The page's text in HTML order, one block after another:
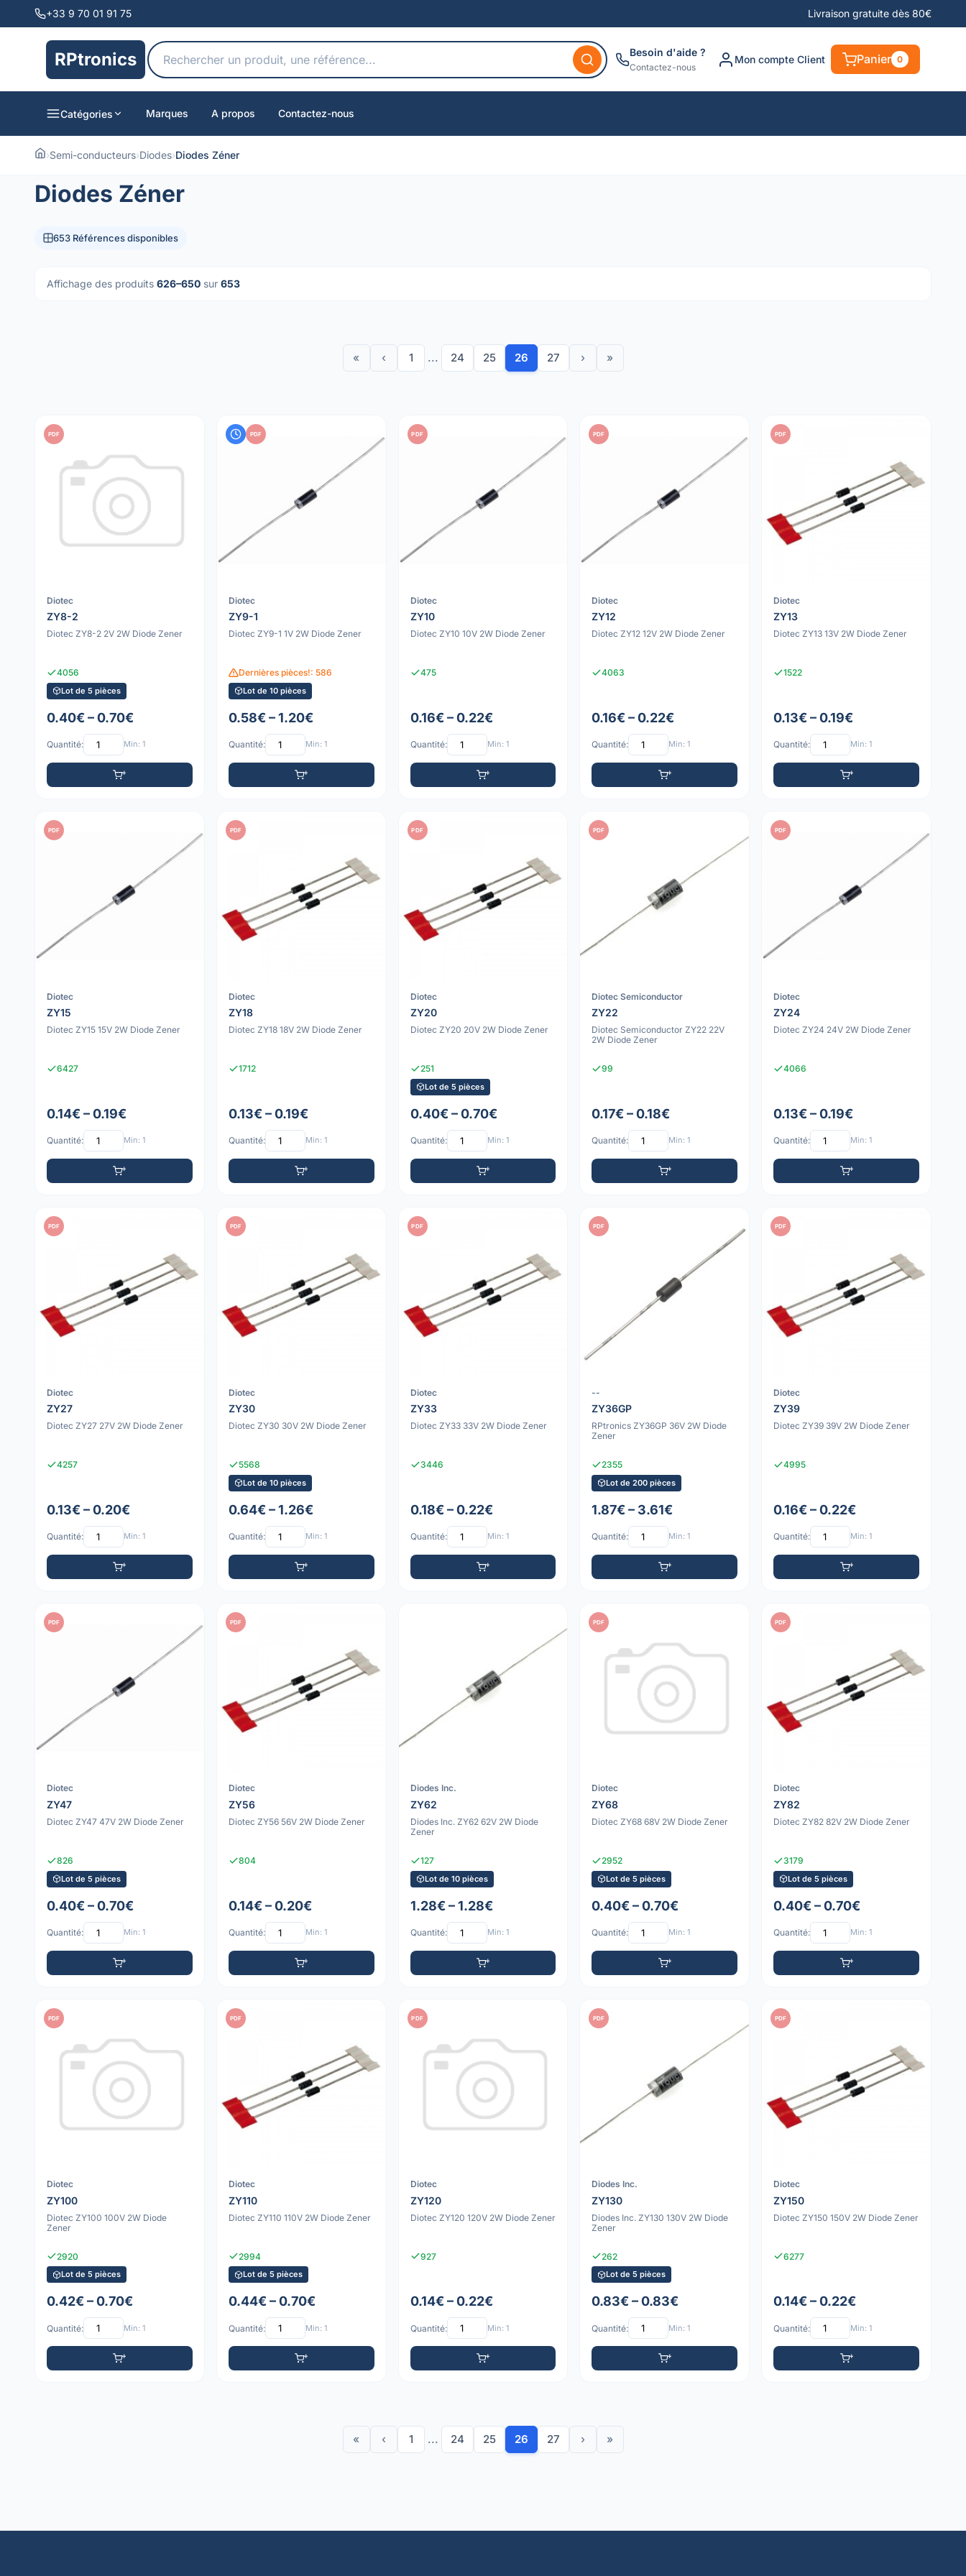
+33 9 70 01 91 75 Livraison gratuite dès 80€
RPtronics Besoin d'aide ?
Contactez-nous
Mon compte Client Panier 0
Catégories Marques A propos Contactez-nous
›Semi-conducteurs›Diodes›Diodes Zéner
Diodes Zéner
653 Références disponibles
Affichage des produits 626–650 sur 653
« ‹ 1 ... 24 25 26 27 › »
PDF
Diotec
ZY8-2
Diotec ZY8-2 2V 2W Diode Zener
4056
Lot de 5 pièces
0.40€ – 0.70€
Quantité: Min: 1
PDF
Diotec
ZY9-1
Diotec ZY9-1 1V 2W Diode Zener
Dernières pièces!: 586
Lot de 10 pièces
0.58€ – 1.20€
Quantité: Min: 1
PDF
Diotec
ZY10
Diotec ZY10 10V 2W Diode Zener
475
0.16€ – 0.22€
Quantité: Min: 1
PDF
Diotec
ZY12
Diotec ZY12 12V 2W Diode Zener
4063
0.16€ – 0.22€
Quantité: Min: 1
PDF
Diotec
ZY13
Diotec ZY13 13V 2W Diode Zener
1522
0.13€ – 0.19€
Quantité: Min: 1
PDF
Diotec
ZY15
Diotec ZY15 15V 2W Diode Zener
6427
0.14€ – 0.19€
Quantité: Min: 1
PDF
Diotec
ZY18
Diotec ZY18 18V 2W Diode Zener
1712
0.13€ – 0.19€
Quantité: Min: 1
PDF
Diotec
ZY20
Diotec ZY20 20V 2W Diode Zener
251
Lot de 5 pièces
0.40€ – 0.70€
Quantité: Min: 1
PDF
Diotec Semiconductor
ZY22
Diotec Semiconductor ZY22 22V
2W Diode Zener
99
0.17€ – 0.18€
Quantité: Min: 1
PDF
Diotec
ZY24
Diotec ZY24 24V 2W Diode Zener
4066
0.13€ – 0.19€
Quantité: Min: 1
PDF
Diotec
ZY27
Diotec ZY27 27V 2W Diode Zener
4257
0.13€ – 0.20€
Quantité: Min: 1
PDF
Diotec
ZY30
Diotec ZY30 30V 2W Diode Zener
5568
Lot de 10 pièces
0.64€ – 1.26€
Quantité: Min: 1
PDF
Diotec
ZY33
Diotec ZY33 33V 2W Diode Zener
3446
0.18€ – 0.22€
Quantité: Min: 1
PDF
--
ZY36GP
RPtronics ZY36GP 36V 2W Diode
Zener
2355
Lot de 200 pièces
1.87€ – 3.61€
Quantité: Min: 1
PDF
Diotec
ZY39
Diotec ZY39 39V 2W Diode Zener
4995
0.16€ – 0.22€
Quantité: Min: 1
PDF
Diotec
ZY47
Diotec ZY47 47V 2W Diode Zener
826
Lot de 5 pièces
0.40€ – 0.70€
Quantité: Min: 1
PDF
Diotec
ZY56
Diotec ZY56 56V 2W Diode Zener
804
0.14€ – 0.20€
Quantité: Min: 1
Diodes Inc.
ZY62
Diodes Inc. ZY62 62V 2W Diode
Zener
127
Lot de 10 pièces
1.28€ – 1.28€
Quantité: Min: 1
PDF
Diotec
ZY68
Diotec ZY68 68V 2W Diode Zener
2952
Lot de 5 pièces
0.40€ – 0.70€
Quantité: Min: 1
PDF
Diotec
ZY82
Diotec ZY82 82V 2W Diode Zener
3179
Lot de 5 pièces
0.40€ – 0.70€
Quantité: Min: 1
PDF
Diotec
ZY100
Diotec ZY100 100V 2W Diode
Zener
2920
Lot de 5 pièces
0.42€ – 0.70€
Quantité: Min: 1
PDF
Diotec
ZY110
Diotec ZY110 110V 2W Diode Zener
2994
Lot de 5 pièces
0.44€ – 0.70€
Quantité: Min: 1
PDF
Diotec
ZY120
Diotec ZY120 120V 2W Diode Zener
927
0.14€ – 0.22€
Quantité: Min: 1
PDF
Diodes Inc.
ZY130
Diodes Inc. ZY130 130V 2W Diode
Zener
262
Lot de 5 pièces
0.83€ – 0.83€
Quantité: Min: 1
PDF
Diotec
ZY150
Diotec ZY150 150V 2W Diode Zener
6277
0.14€ – 0.22€
Quantité: Min: 1
« ‹ 1 ... 24 25 26 27 › »